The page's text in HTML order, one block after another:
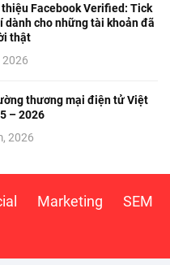
Facebook Verified: Tick
dành cho những tài khoản đã
thật
2026
thương mại điện tử Việt
– 2026
2026
Marketing
SEM